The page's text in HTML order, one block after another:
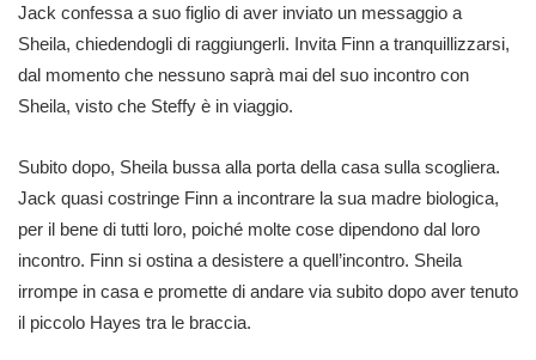
Jack confessa a suo figlio di aver inviato un messaggio a
Sheila, chiedendogli di raggiungerli. Invita Finn a tranquillizzarsi,
dal momento che nessuno saprà mai del suo incontro con
Sheila, visto che Steffy è in viaggio.
Subito dopo, Sheila bussa alla porta della casa sulla scogliera.
Jack quasi costringe Finn a incontrare la sua madre biologica,
per il bene di tutti loro, poiché molte cose dipendono dal loro
incontro. Finn si ostina a desistere a quell’incontro. Sheila
irrompe in casa e promette di andare via subito dopo aver tenuto
il piccolo Hayes tra le braccia.